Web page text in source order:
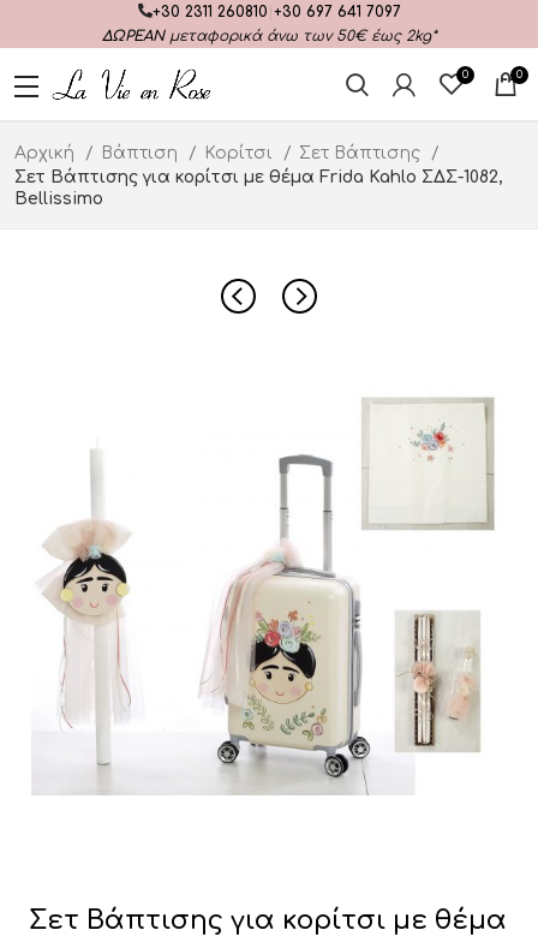
+30 2311 260810 +30 697 641 7097
ΔΩΡΕΑΝμεταφορικά άνω των 50€ έως 2kg*
0 0
Αρχική Βάπτιση Κορίτσι
Σετ Βάπτισης
Σετ Βάπτισης για κορίτσι με θέμα Frida Kahlo ΣΔΣ-1082,
Bellissimo
Σετ Βάπτισης για κορίτσι με θέμα